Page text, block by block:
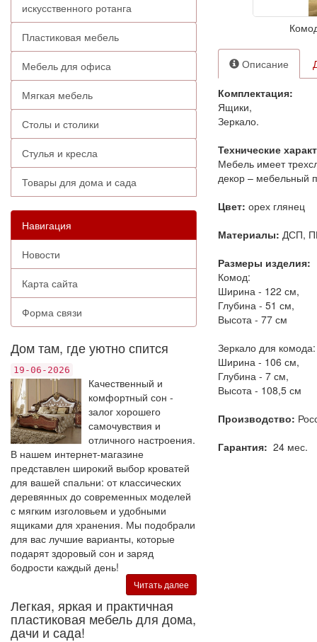
искусственного ротанга
Пластиковая мебель
Мебель для офиса
Мягкая мебель
Столы и столики
Стулья и кресла
Товары для дома и сада
Навигация
Новости
Карта сайта
Форма связи
Дом там, где уютно спится
19-06-2026
Качественный и
комфортный сон -
залог хорошего
самочувствия и
отличного настроения.
В нашем интернет-магазине
представлен широкий выбор кроватей
для вашей спальни: от классических
деревянных до современных моделей
с мягким изголовьем и удобными
ящиками для хранения. Мы подобрали
для вас лучшие варианты, которые
подарят здоровый сон и заряд
бодрости каждый день!
Читать далее
Легкая, яркая и практичная
пластиковая мебель для дома,
дачи и сада!
Описание
Комплектация:
Ящики,
Зеркало.
Технические
Мебель имеет
декор – мебельный
Цвет: орех глянец
Материалы: ДСП,
Размеры изделия:
Комод:
Ширина - 122 см,
Глубина - 51 см,
Высота - 77 см
Зеркало для комода:
Ширина - 106 см,
Глубина - 7 см,
Высота - 108,5 см
Производство:
Гарантия: 24 мес.